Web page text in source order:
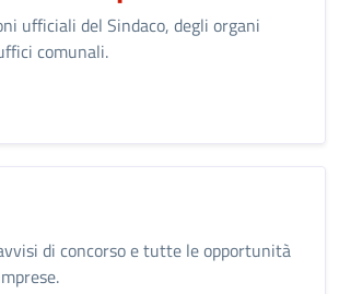
ufficiali del Sindaco, degli organi
comunali.
di concorso e tutte le opportunità